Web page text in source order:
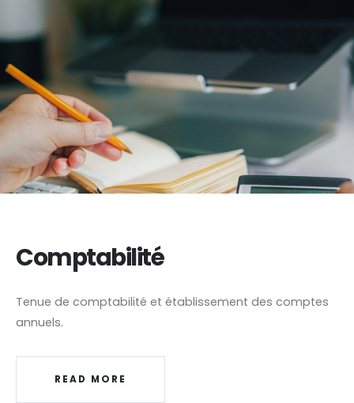
Comptabilité
Tenue de comptabilité et établissement des comptes
annuels.
READ MORE